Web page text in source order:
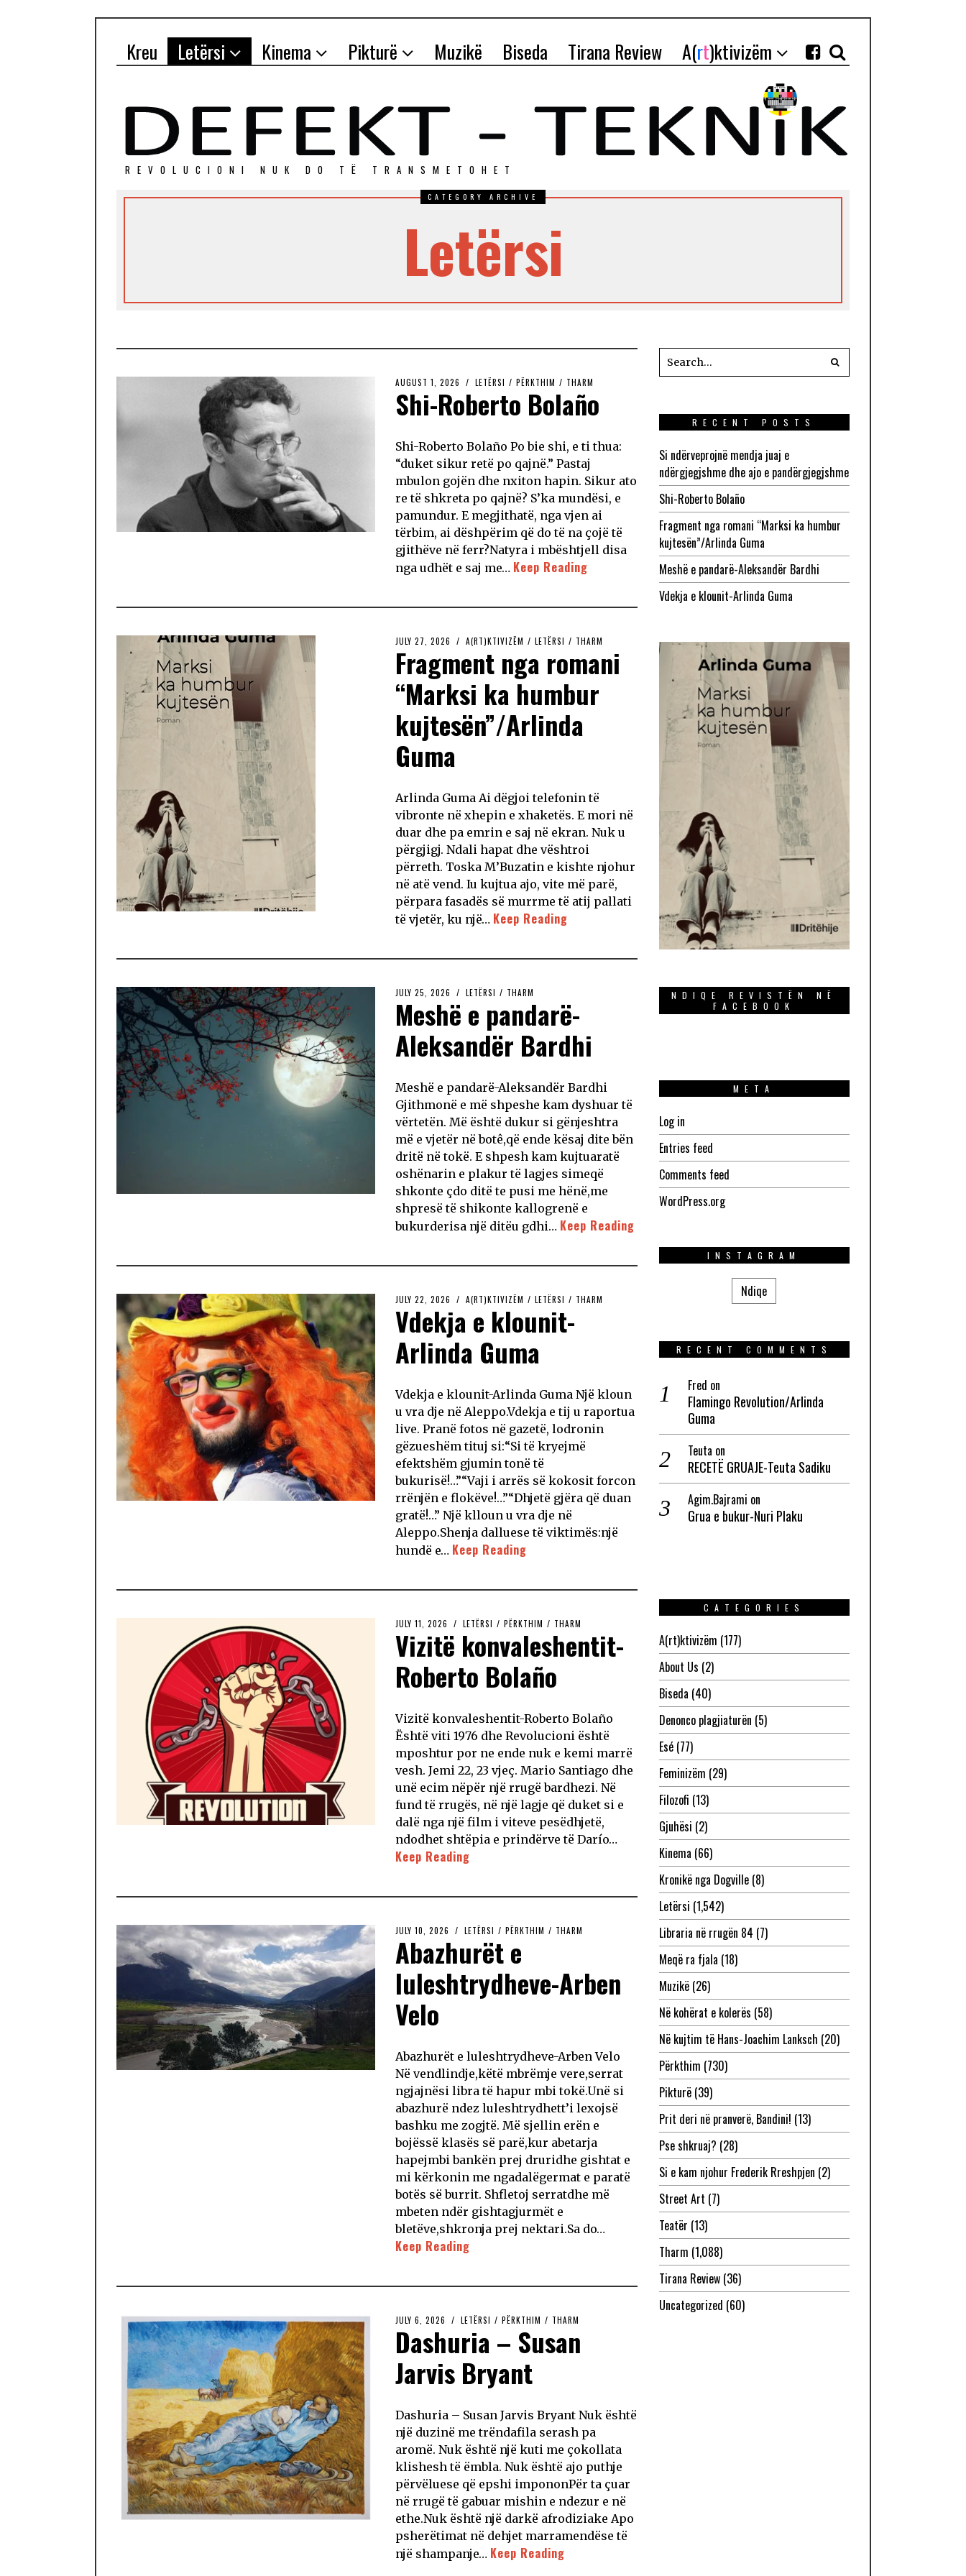
Kreu Letërsi Kinema Pikturë Muzikë Biseda Tirana Review A(rt)ktivizëm
REVOLUCIONI NUK DO TЁ TRANSMETOHET
CATEGORY ARCHIVE
Letërsi
AUGUST 1, 2026 LETËRSI / PËRKTHIM / THARM
Shi-Roberto Bolaño
Shi-Roberto Bolaño Po bie shi, e ti thua:
“duket sikur retë po qajnë.” Pastaj
mbulon gojën dhe nxiton hapin. Sikur ato
re të shkreta po qajnë? S’ka mundësi, e
pamundur. E megjithatë, nga vjen ai
tërbim, ai dëshpërim që do të na çojë të
gjithëve në ferr?Natyra i mbështjell disa
nga udhët e saj me… Keep Reading
JULY 27, 2026 A(RT)KTIVIZËM / LETËRSI / THARM
Fragment nga romani
“Marksi ka humbur
kujtesën”/Arlinda
Guma
Arlinda Guma Ai dëgjoi telefonin të
vibronte në xhepin e xhaketës. E mori në
duar dhe pa emrin e saj në ekran. Nuk u
përgjigj. Ndali hapat dhe vështroi
përreth. Toska M’Buzatin e kishte njohur
në atë vend. Iu kujtua ajo, vite më parë,
përpara fasadës së murrme të atij pallati
të vjetër, ku një… Keep Reading
JULY 25, 2026 LETËRSI / THARM
Meshë e pandarë-
Aleksandër Bardhi
Meshë e pandarë-Aleksandër Bardhi
Gjithmonë e më shpeshe kam dyshuar të
vërtetën. Më është dukur si gënjeshtra
më e vjetër në botê,që ende kësaj dite bën
dritë në tokë. E shpesh kam kujtuaratë
oshënarin e plakur të lagjes simeqë
shkonte çdo ditë te pusi me hënë,me
shpresë të shikonte kallogrenë e
bukurderisa një ditëu gdhi… Keep Reading
JULY 22, 2026 A(RT)KTIVIZËM / LETËRSI / THARM
Vdekja e klounit-
Arlinda Guma
Vdekja e klounit-Arlinda Guma Një kloun
u vra dje në Aleppo.Vdekja e tij u raportua
live. Pranë fotos në gazetë, lodronin
gëzueshëm tituj si:“Si të kryejmë
efektshëm gjumin tonë të
bukurisë!…”“Vaji i arrës së kokosit forcon
rrënjën e flokëve!…”“Dhjetë gjëra që duan
gratë!…” Një klloun u vra dje në
Aleppo.Shenja dalluese të viktimës:një
hundë e… Keep Reading
JULY 11, 2026 LETËRSI / PËRKTHIM / THARM
Vizitë konvaleshentit-
Roberto Bolaño
Vizitë konvaleshentit-Roberto Bolaño
Është viti 1976 dhe Revolucioni është
mposhtur por ne ende nuk e kemi marrë
vesh. Jemi 22, 23 vjeç. Mario Santiago dhe
unë ecim nëpër një rrugë bardhezi. Në
fund të rrugës, në një lagje që duket si e
dalë nga një film i viteve pesëdhjetë,
ndodhet shtëpia e prindërve të Darío…
Keep Reading
JULY 10, 2026 LETËRSI / PËRKTHIM / THARM
Abazhurët e
luleshtrydheve-Arben
Velo
Abazhurët e luleshtrydheve-Arben Velo
Në vendlindje,këtë mbrëmje vere,serrat
ngjajnësi libra të hapur mbi tokë.Unë si
abazhurë ndez luleshtrydhett’i lexojsë
bashku me zogjtë. Më sjellin erën e
bojëssë klasës së parë,kur abetarja
hapejmbi bankën prej druridhe gishtat e
mi kërkonin me ngadalëgermat e paratë
botës së burrit. Shfletoj serratdhe më
mbeten ndër gishtagjurmët e
bletëve,shkronja prej nektari.Sa do…
Keep Reading
JULY 6, 2026 LETËRSI / PËRKTHIM / THARM
Dashuria – Susan
Jarvis Bryant
Dashuria – Susan Jarvis Bryant Nuk është
një duzinë me trëndafila serash pa
aromë. Nuk është një kuti me çokollata
klishesh të ëmbla. Nuk është ajo puthje
përvëluese që epshi impononPër ta çuar
në rrugë të gabuar mishin e ndezur e në
ethe.Nuk është një darkë afrodiziake Apo
psherëtimat në dehjet marramendëse të
një shampanje… Keep Reading
RECENT POSTS
Si ndërveprojnë mendja juaj e
ndërgjegjshme dhe ajo e pandërgjegjshme
Shi-Roberto Bolaño
Fragment nga romani “Marksi ka humbur
kujtesën”/Arlinda Guma
Meshë e pandarë-Aleksandër Bardhi
Vdekja e klounit-Arlinda Guma
NDIQE REVISTËN NË
FACEBOOK
META
Log in
Entries feed
Comments feed
WordPress.org
INSTAGRAM
Ndiqe
RECENT COMMENTS
Fred on
Flamingo Revolution/Arlinda
Guma
Teuta on
RECETË GRUAJE-Teuta Sadiku
Agim.Bajrami on
Grua e bukur-Nuri Plaku
CATEGORIES
A(rt)ktivizëm (177)
About Us (2)
Biseda (40)
Denonco plagjiaturën (5)
Esé(77)
Feminizëm (29)
Filozofi (13)
Gjuhësi (2)
Kinema (66)
Kronikë nga Dogville(8)
Letërsi (1,542)
Libraria në rrugën 84 (7)
Meqë ra fjala (18)
Muzikë(26)
Në kohërat e kolerës (58)
Në kujtim të Hans-Joachim Lanksch (20)
Përkthim (730)
Pikturë(39)
Prit deri në pranverë, Bandini! (13)
Pse shkruaj? (28)
Si e kam njohur Frederik Rreshpjen (2)
Street Art (7)
Teatër (13)
Tharm (1,088)
Tirana Review(36)
Uncategorized (60)